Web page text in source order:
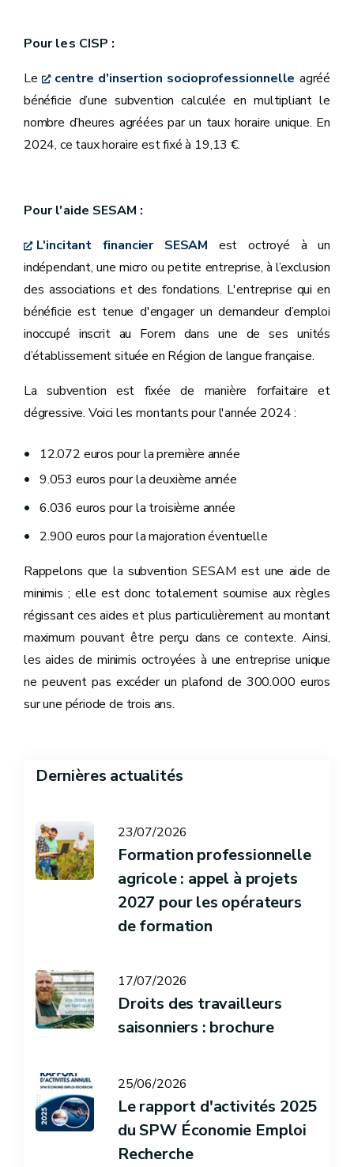
Pour les CISP :
Le
centre d'insertion socioprofessionnelle agréé
bénéficie d’une subvention calculée en multipliant le
nombre d’heures agréées par un taux horaire unique. En
2024, ce taux horaire est fixé à 19,13 €.
Pour l'aide SESAM :
L'incitant financier SESAM est octroyé à un
indépendant, une micro ou petite entreprise, à l’exclusion
des associations et des fondations. L'entreprise qui en
bénéficie est tenue d'engager un demandeur d’emploi
inoccupé inscrit au Forem dans une de ses unités
d’établissement située en Région de langue française.
La subvention est fixée de manière forfaitaire et
dégressive. Voici les montants pour l'année 2024 :
12.072 euros pour la première année
9.053 euros pour la deuxième année
6.036 euros pour la troisième année
2.900 euros pour la majoration éventuelle
Rappelons que la subvention SESAM est une aide de
minimis ; elle est donc totalement soumise aux règles
régissant ces aides et plus particulièrement au montant
maximum pouvant être perçu dans ce contexte. Ainsi,
les aides de minimis octroyées à une entreprise unique
ne peuvent pas excéder un plafond de 300.000 euros
sur une période de trois ans.
Dernières actualités
23/07/2026
Formation professionnelle
agricole : appel à projets
2027 pour les opérateurs
de formation
17/07/2026
Droits des travailleurs
saisonniers : brochure
25/06/2026
Le rapport d'activités 2025
du SPW Économie Emploi
Recherche